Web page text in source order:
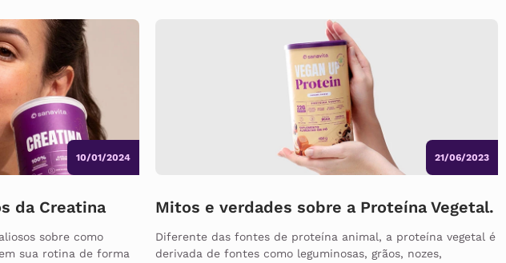
10/01/2024
da Creatina
sobre como
sua rotina de forma
21/06/2023
Mitos e verdades sobre a Proteína Vegetal.
Diferente das fontes de proteína animal, a proteína vegetal é
derivada de fontes como leguminosas, grãos, nozes,